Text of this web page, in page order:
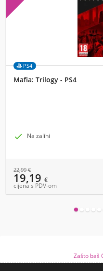
PS4
Mafia: Trilogy - PS4
 Na zalihi
22,99€
19,19 €
cijena s PDV-om
Zašto baš